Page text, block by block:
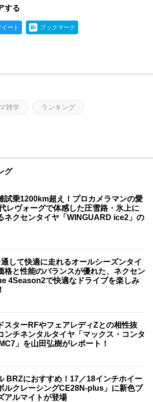
する
イート ブックマーク
雑学 ランキング
グ
試乗1200km超え！プロカメラマンの愛
レヴォーグで体感した圧雪路・氷上に
ネクセンタイヤ「WINGUARD ice2」の
して快適に走れるオールシーズンタイ
格と性能のバランスが優れた、ネクセン
4Season2で快適なドライブを楽しみ
スターRFやフェアレディZとの相性抜
ンチネンタルタイヤ「マックス・コンタ
」を山田弘樹がレポート！
BRZにおすすめ！17／18インチホイー
ルクレーシングCE28N-plus」に新色ブ
アルマイトが登場